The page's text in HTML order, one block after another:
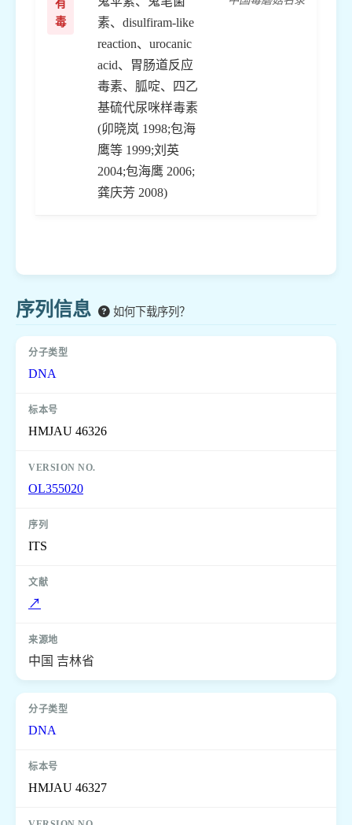
有
毒
素、disulfiram-like
reaction、urocanic
acid、胃肠道反应
毒素、胍啶、四乙
基硫代尿咪样毒素
(卯晓岚 1998;包海
鹰等 1999;刘英
2004;包海鹰 2006;
龚庆芳 2008)
序列信息 如何下载序列？
DNA
HMJAU 46326
OL355020
ITS
↗
中国 吉林省
DNA
HMJAU 46327